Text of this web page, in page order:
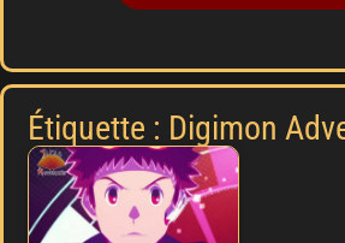
Étiquette : Digimon